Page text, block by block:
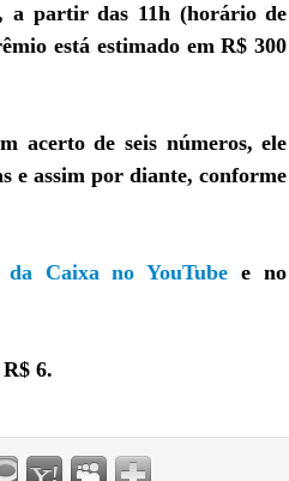
a partir das 11h (horário de
está estimado em R$ 300
acerto de seis números, ele
e assim por diante, conforme
da Caixa no YouTube e no
6.